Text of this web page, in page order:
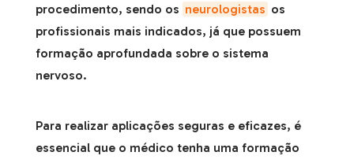
procedimento, sendo os neurologistas os
profissionais mais indicados, já que possuem
formação aprofundada sobre o sistema
nervoso.
Para realizar aplicações seguras e eficazes, é
essencial que o médico tenha uma formação